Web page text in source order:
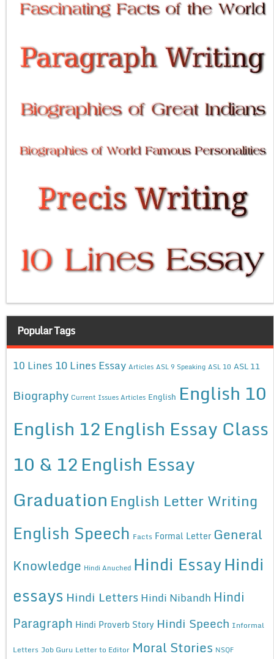
Popular Tags
10 Lines 10 Lines Essay Articles ASL 9 Speaking ASL 10 ASL 11
Biography Current Issues Articles English English 10
English 12English Essay Class
10 & 12English Essay
Graduation English Letter Writing
English Speech Facts Formal Letter General
Knowledge Hindi Anuched Hindi EssayHindi
essays Hindi Letters Hindi Nibandh Hindi
Paragraph Hindi Proverb Story Hindi Speech Informal
Letters Job Guru Letter to Editor Moral Stories NSQF